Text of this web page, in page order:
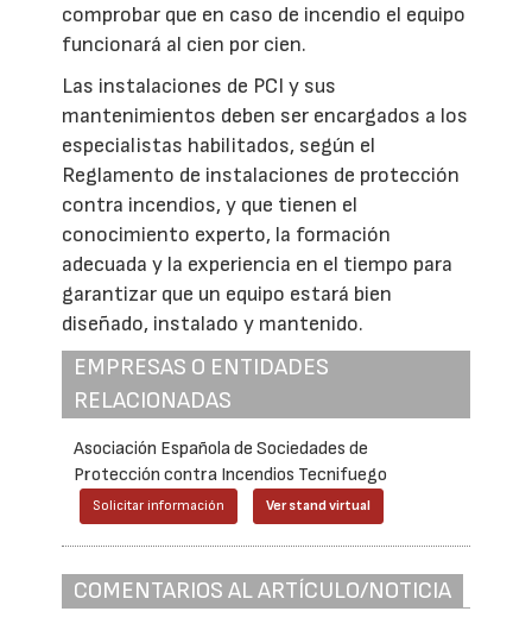
comprobar que en caso de incendio el equipo
funcionará al cien por cien.
Las instalaciones de PCI y sus
mantenimientos deben ser encargados a los
especialistas habilitados, según el
Reglamento de instalaciones de protección
contra incendios, y que tienen el
conocimiento experto, la formación
adecuada y la experiencia en el tiempo para
garantizar que un equipo estará bien
diseñado, instalado y mantenido.
EMPRESAS O ENTIDADES
RELACIONADAS
Asociación Española de Sociedades de
Protección contra Incendios Tecnifuego
Solicitar información Ver stand virtual
COMENTARIOS AL ARTÍCULO/NOTICIA